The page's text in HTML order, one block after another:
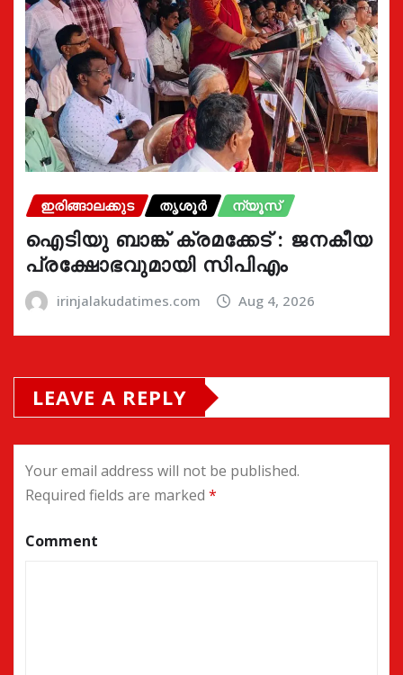
ഇരിങ്ങാലക്കുട തൃശൂർ ന്യൂസ്
ഐടിയു ബാങ്ക് ക്രമക്കേട് : ജനകീയ
പ്രക്ഷോഭവുമായി സിപിഎം
irinjalakudatimes.com Aug 4, 2026
LEAVE A REPLY
Your email address will not be published.
Required fields are marked *
Comment